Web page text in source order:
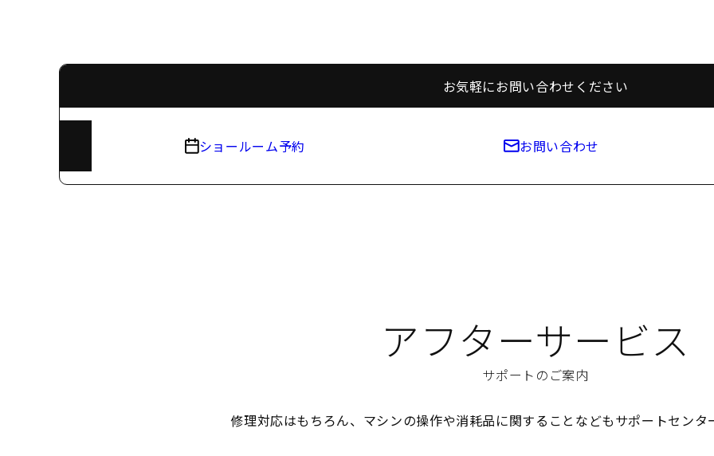
お気軽にお問い合わせください
ショールーム予約 お問い合わせ
アフターサービス
サポートのご案内
修理対応はもちろん、マシンの操作や消耗品に関することなどもサポートセン